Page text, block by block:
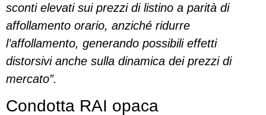
sconti elevati sui prezzi di listino a parità di
affollamento orario, anziché ridurre
l’affollamento, generando possibili effetti
distorsivi anche sulla dinamica dei prezzi di
mercato”.
Condotta RAI opaca